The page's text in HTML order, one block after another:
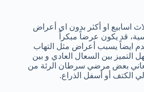
اسابيع او أكثر بدون اي أعراض
قد يكون عرضاً مبكراً
ايضاً يسبب أعراض مثل التهاب
التميز بين السعال العادي و بين
بعض مرضي سرطان الرئة من
الكتف أو أسفل الذراع.